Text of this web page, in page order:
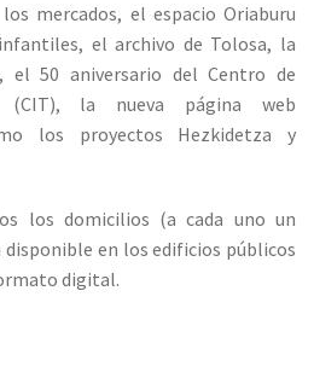
mercados, el espacio Oriaburu
el archivo de Tolosa, la
el 50 aniversario del Centro de
(CIT), la nueva página web
los proyectos Hezkidetza y
los domicilios (a cada uno un
en los edificios públicos
digital.